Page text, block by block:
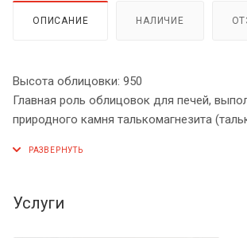
ОПИСАНИЕ НАЛИЧИЕ
Высота облицовки: 950
Главная роль облицовок для печей,
природного камня талькомагнезита
отличается от других влажностью,
– мелкодисперсным, лёгким.
Размеры металлической печи не должны
Услуги